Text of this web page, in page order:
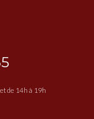
de 14h à 19h